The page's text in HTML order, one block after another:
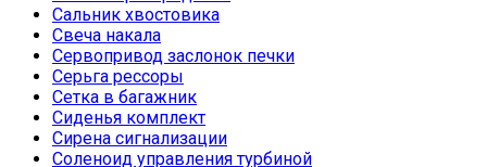
Сальник хвостовика
Свеча накала
Сервопривод заслонок печки
Серьга рессоры
Сетка в багажник
Сиденья комплект
Сирена сигнализации
Соленоид управления турбиной